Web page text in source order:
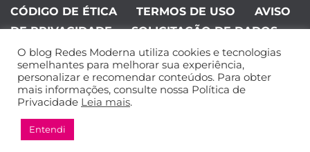
CÓDIGO DE ÉTICA TERMOS DE USO
AVISO
DE PRIVACIDADE
SOLICITAÇÃO DE DADOS
©Editora Moderna 2024. Todos os
direitos reservados.
O blog Redes Moderna utiliza cookies e tecnologias
semelhantes para melhorar sua experiência,
personalizar e recomendar conteúdos. Para obter
mais informações, consulte nossa Política de
Privacidade Leia mais.
Entendi